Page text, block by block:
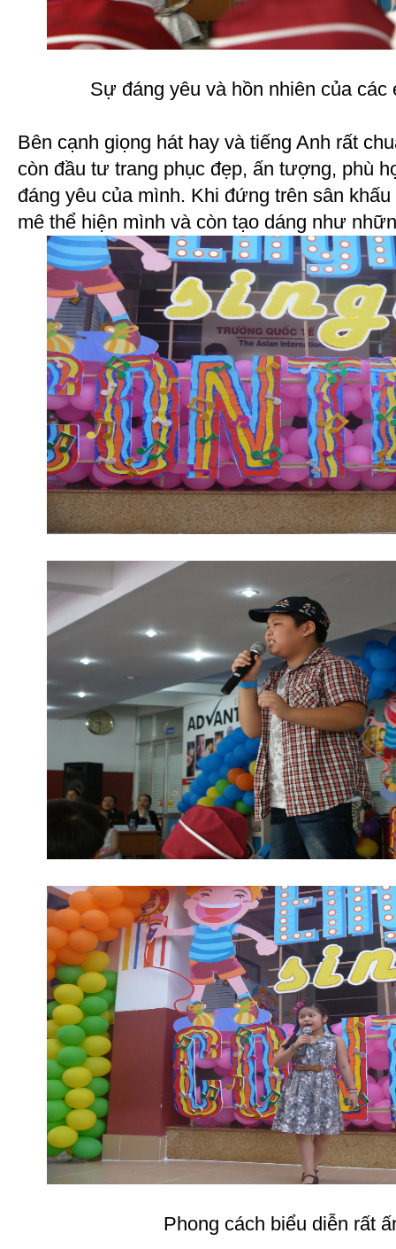
Sự đáng yêu và hồn nhiên của các
Bên cạnh giọng hát hay và tiếng Anh rất
còn đầu tư trang phục đẹp, ấn tượng, phù
đáng yêu của mình. Khi đứng trên sân
mê thể hiện mình và còn tạo dáng như
Phong cách biểu diễn rất